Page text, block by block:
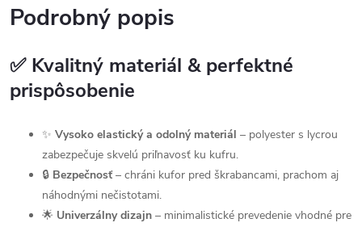
Podrobný popis
✅ Kvalitný materiál & perfektné
prispôsobenie
✨ Vysoko elastický a odolný materiál – polyester s lycrou
zabezpečuje skvelú priľnavosť ku kufru.
🔒 Bezpečnosť – chráni kufor pred škrabancami, prachom aj
náhodnými nečistotami.
🌟 Univerzálny dizajn – minimalistické prevedenie vhodné pre